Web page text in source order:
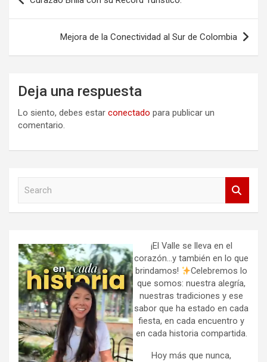
de
entradasMejora de la Conectividad al Sur de Colombia
Deja una respuesta
Lo siento, debes estar conectado para publicar un
comentario.
h
¡El Valle se lleva en el
corazón…y también en lo que
brindamos!
Celebremos lo
que somos: nuestra alegría,
nuestras tradiciones y ese
sabor que ha estado en cada
fiesta, en cada encuentro y
en cada historia compartida.
Hoy más que nunca,